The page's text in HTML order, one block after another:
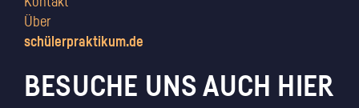
Über
schülerpraktikum.de
BESUCHE UNS AUCH HIER